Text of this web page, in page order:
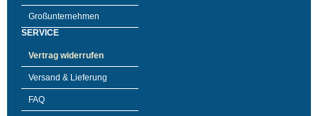
Großunternehmen
SERVICE
Vertrag widerrufen
Versand & Lieferung
FAQ